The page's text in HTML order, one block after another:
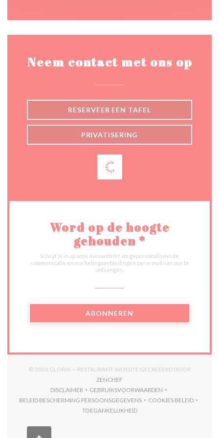
Neem contact met ons op
RESERVEER EEN TAFEL
PRIVATISERING
Word op de hoogte
gehouden *
Schrijf je in op onze nieuwsbrief om gepersonaliseerde
communicatie en marketingaanbiedingen per e-mail van ons te
ontvangen.
ABONNEREN
© 2026 GLORIA — RESTAURANT WEBSITE GECREËERD DOOR
ZENCHEF
DISCLAIMER
((OPENT IN EEN NIEUW VENSTER))
GEBRUIKSVOORWAARDEN
((OPENT IN EEN NIEUW
BELEID BESCHERMING PERSOONSGEGEVENS
((OPENT IN EEN NIEUW VENSTER))
COOKIES BELEID
((OPENT IN EEN
TOEGANKELIJKHEID
((OPENT IN EEN NIEUW VENSTER))